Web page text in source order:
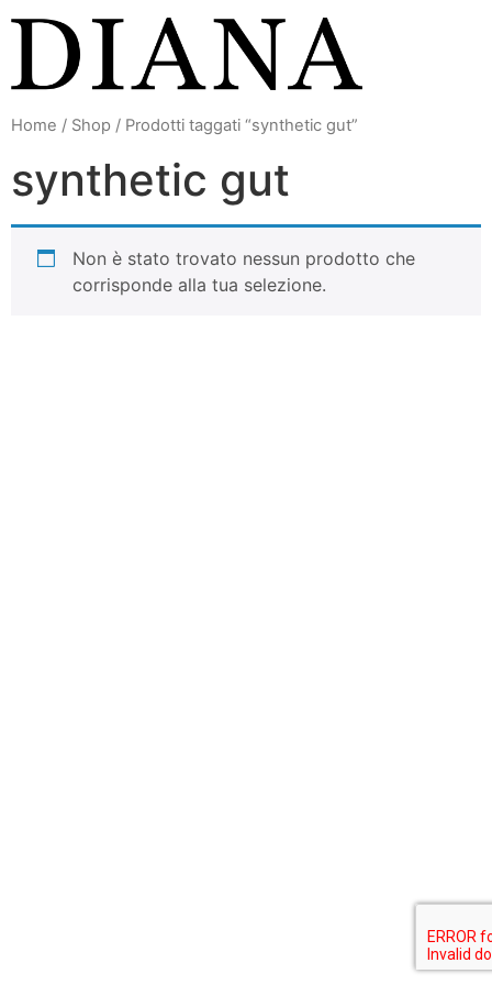
contenuto
Home / Shop / Prodotti taggati “synthetic gut”
synthetic gut
Non è stato trovato nessun prodotto che
corrisponde alla tua selezione.